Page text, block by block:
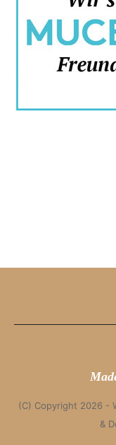
(C) Copyright 2026 -
&